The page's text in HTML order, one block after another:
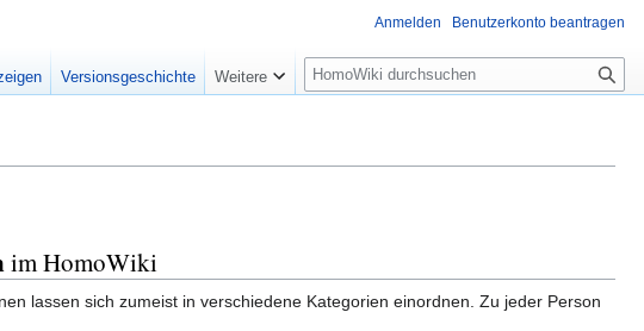
im HomoWiki
lassen sich zumeist in verschiedene Kategorien einordnen. Zu jeder Person
Anmelden Benutzerkonto beantragen
Versionsgeschichte Weitere
Suche